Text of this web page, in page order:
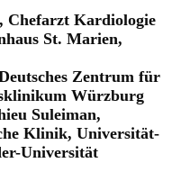
Chefarzt Kardiologie
St. Marien,
Zentrum für
Würzburg
Suleiman,
Klinik, Universität-
Universität